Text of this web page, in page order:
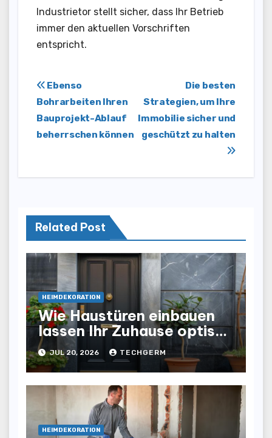
Industrietor stellt sicher, dass Ihr Betrieb
immer den aktuellen Vorschriften
entspricht.
Post
navigation
Die besten
Strategien, um Ihre
Immobilie sicher und
geschützt zu halten
Ebenso
Bohrarbeiten Ihren
Bauprojekt-Ablauf
beherrschen können
Related Post
HEIMDEKORATION
Wie Haustüren einbauen
lassen Ihr Zuhause optisch
und funktional aufwertet
JUL 20, 2026 TECHGERM
HEIMDEKORATION